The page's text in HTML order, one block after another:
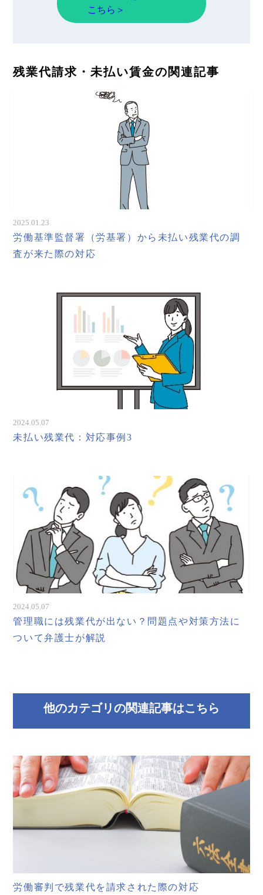
こちら＞
残業代請求・未払い賃金の関連記事
2025.01.23
労働基準監督署（労基署）から未払い残業代の調
査が来た際の対応
2024.05.07
未払い残業代：対応事例3
2024.05.07
管理職には残業代が出ない？問題点や対策方法に
ついて弁護士が解説
他のカテゴリの関連記事はこちら
労働審判で残業代を請求された際の対応